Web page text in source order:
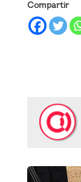
Compartir